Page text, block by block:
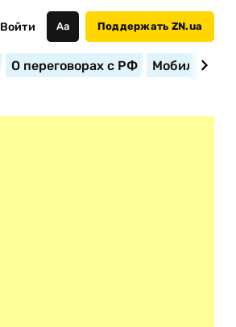
Войти Аа Поддержать ZN.ua
О переговорах с РФ